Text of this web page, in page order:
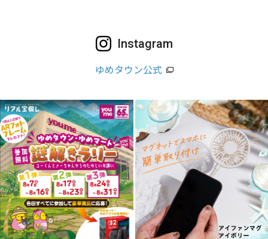
Instagram
ゆめタウン公式